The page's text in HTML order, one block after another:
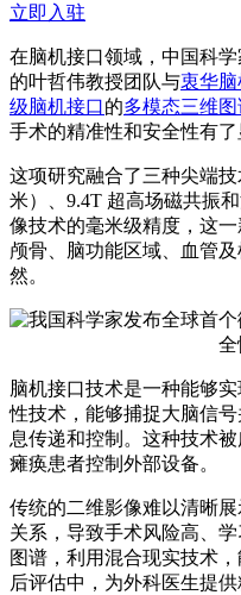
立即入驻
在脑机接口领域，中国科
的叶哲伟教授团队与衷华脑
级脑机接口的多模态三维图
手术的精准性和安全性有了
这项研究融合了三种尖端技
米）、9.4T 超高场磁共振
像技术的毫米级精度，这
颅骨、脑功能区域、血管
然。
脑机接口技术是一种能够
性技术，能够捕捉大脑信
息传递和控制。这种技术
瘫痪患者控制外部设备。
传统的二维影像难以清晰
关系，导致手术风险高、
图谱，利用混合现实技术
后评估中，为外科医生提